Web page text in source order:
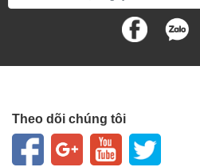
Theo dõi chúng tôi